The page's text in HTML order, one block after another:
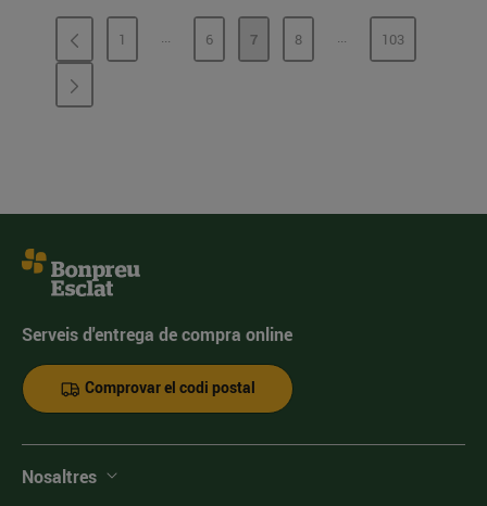
PÀGINA
1 ...PÀGINES INTERMÈDIES
PÀGINA
6 PÀGINA
7 PÀGINA
8 ...PÀGINESPÀGINA
103
Serveis d'entrega de compra online
Comprovar el codi postal
Nosaltres